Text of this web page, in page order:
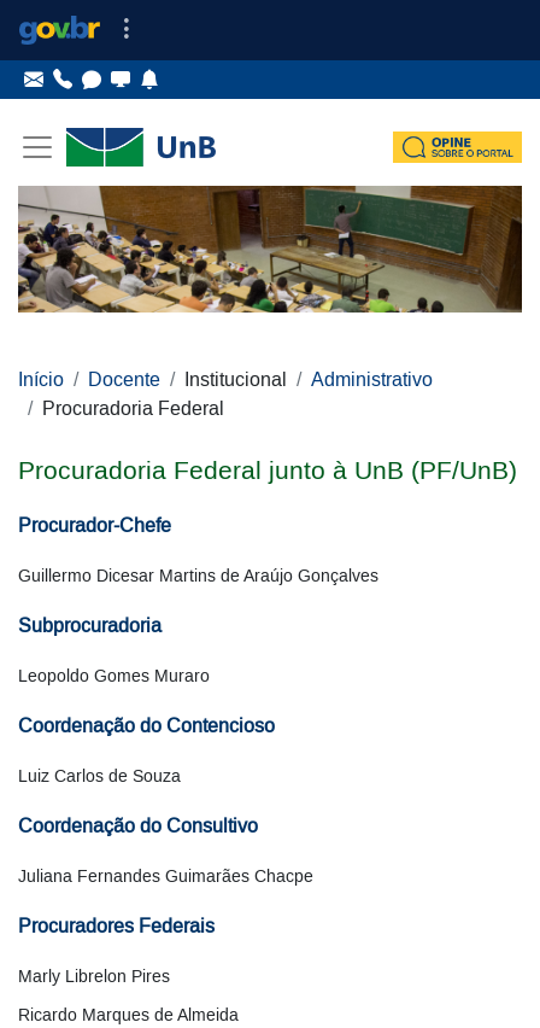
Início
Docente Institucional
Administrativo
Procuradoria Federal
Procuradoria Federal junto à UnB (PF/UnB)
Procurador-Chefe
Guillermo Dicesar Martins de Araújo Gonçalves
Subprocuradoria
Leopoldo Gomes Muraro
Coordenação do Contencioso
Luiz Carlos de Souza
Coordenação do Consultivo
Juliana Fernandes Guimarães Chacpe
Procuradores Federais
Marly Librelon Pires
Ricardo Marques de Almeida